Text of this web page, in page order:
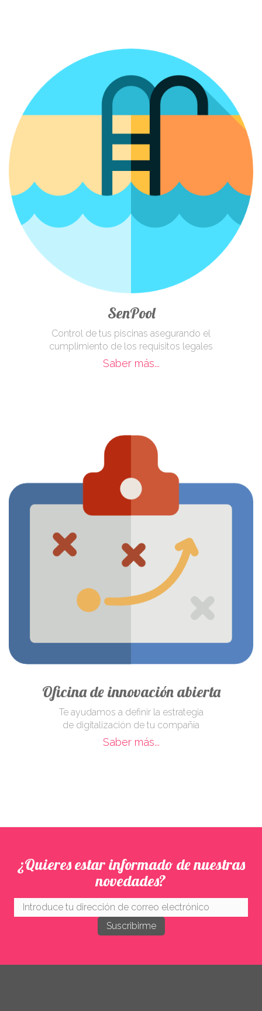
SenPool
Control de tus piscinas asegurando el
cumplimiento de los requisitos legales
Saber más...
Oficina de innovación abierta
Te ayudamos a definir la estrategia
de digitalización de tu compañía
Saber más...
¿Quieres estar informado de nuestras
novedades?